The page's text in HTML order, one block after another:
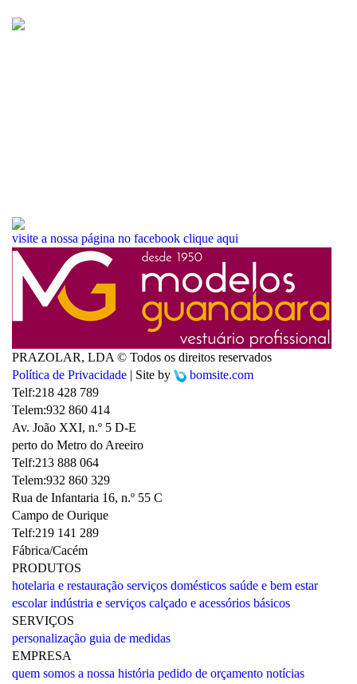
visite a nossa página no facebook clique aqui
PRAZOLAR, LDA © Todos os direitos reservados
Política de Privacidade | Site by
bomsite.com
Telf:218 428 789
Telem:932 860 414
Av. João XXI, n.º 5 D-E
perto do Metro do Areeiro
Telf:213 888 064
Telem:932 860 329
Rua de Infantaria 16, n.º 55 C
Campo de Ourique
Telf:219 141 289
Fábrica/Cacém
PRODUTOS
hotelaria e restauração serviços domésticos saúde e bem estar
escolar indústria e serviços calçado e acessórios básicos
SERVIÇOS
personalização guia de medidas
EMPRESA
quem somos a nossa história pedido de orçamento notícias